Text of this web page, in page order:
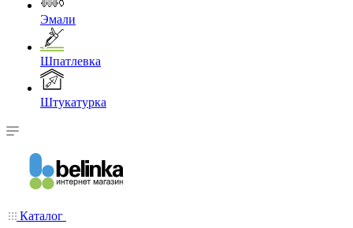
Эмали
Шпатлевка
Штукатурка
Каталог